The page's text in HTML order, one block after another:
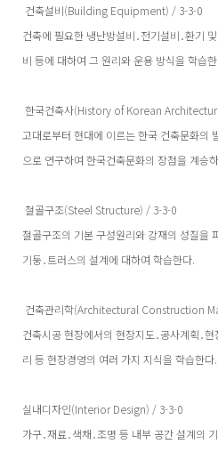
건축설비(Building Equipment) / 3-3-0
건축에 필요한 냉난방설비․전기설비․환기
비 등에 대하여 그 원리와 운용 방식을 학습
한국건축사(History of Korean
고대로부터 현대에 이르는 한국 건축문화의
으로 연구하여 한국건축문화의 장점을 계승
철골구조(Steel Structure) / 3-3-0
철골구조의 기본 구성원리와 강재의 성질을
기둥․트러스의 설계에 대하여 학습한다.
건축관리학(Architectural Construction
건축시공 현장에서의 현장지도․공사계획․
리 등 현장경영의 여러 가지 지식을 학습한다.
실내디자인(Interior Design) / 3-3-0
가구․재료․색채․조명 등 내부 공간 설계의